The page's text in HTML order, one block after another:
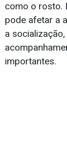
como o rosto.
pode afetar a
a
importantes.